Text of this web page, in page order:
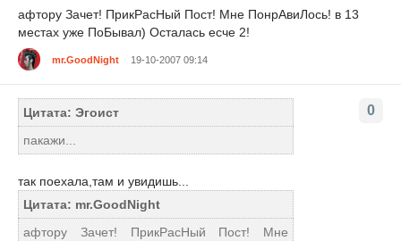
афтору Зачет! ПрикРасНый Пост! Мне ПонрАвиЛось! в 13
местах уже ПоБывал) Осталась есче 2!
mr.GoodNight 19-10-2007 09:14
0
Цитата: Эгоист
пакажи...
так поехала,там и увидишь...
Цитата: mr.GoodNight
афтору Зачет! ПрикРасНый Пост! Мне